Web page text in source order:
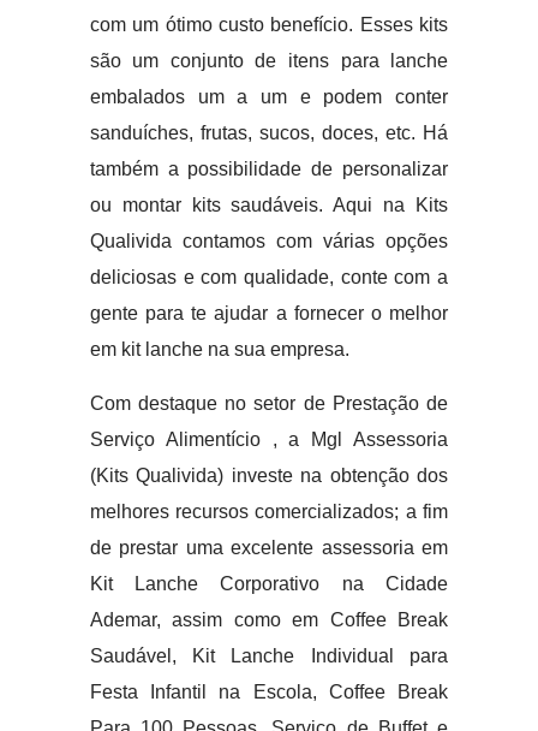
com um ótimo custo benefício. Esses kits
são um conjunto de itens para lanche
embalados um a um e podem conter
sanduíches, frutas, sucos, doces, etc. Há
também a possibilidade de personalizar
ou montar kits saudáveis. Aqui na Kits
Qualivida contamos com várias opções
deliciosas e com qualidade, conte com a
gente para te ajudar a fornecer o melhor
em kit lanche na sua empresa.
Com destaque no setor de Prestação de
Serviço Alimentício , a Mgl Assessoria
(Kits Qualivida) investe na obtenção dos
melhores recursos comercializados; a fim
de prestar uma excelente assessoria em
Kit Lanche Corporativo na Cidade
Ademar, assim como em Coffee Break
Saudável, Kit Lanche Individual para
Festa Infantil na Escola, Coffee Break